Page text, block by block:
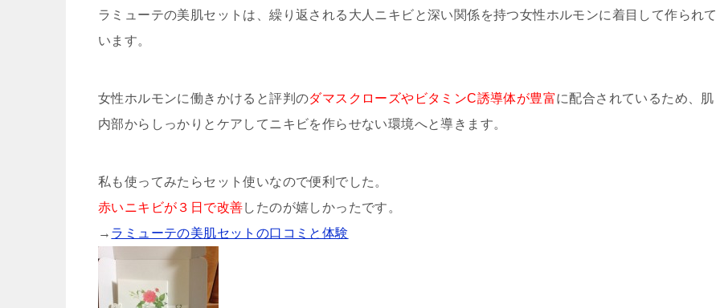
ラミューテの美肌セットは、繰り返される大人ニキビと深い関係を持つ女性ホルモンに着目して作られて
います。
女性ホルモンに働きかけると評判のダマスクローズやビタミンC誘導体が豊富に配合されているため、肌
内部からしっかりとケアしてニキビを作らせない環境へと導きます。
私も使ってみたらセット使いなので便利でした。
赤いニキビが３日で改善したのが嬉しかったです。
→ ラミューテの美肌セットの口コミと体験